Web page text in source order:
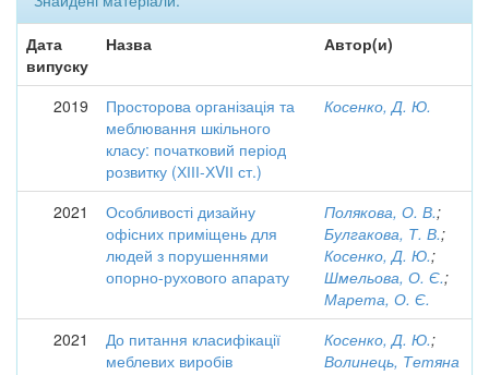
Дата
випуску
Назва Автор(и)
2019
Просторова організація та
меблювання шкільного
класу: початковий період
розвитку (ХІІІ-ХVІІ ст.)
Косенко, Д. Ю.
2021
Особливості дизайну
офісних приміщень для
людей з порушеннями
опорно-рухового апарату
Полякова, О. В.;
Булгакова, Т. В.;
Косенко, Д. Ю.;
Шмельова, О. Є.;
Марета, О. Є.
2021
До питання класифікації
меблевих виробів
Косенко, Д. Ю.;
Волинець, Тетяна